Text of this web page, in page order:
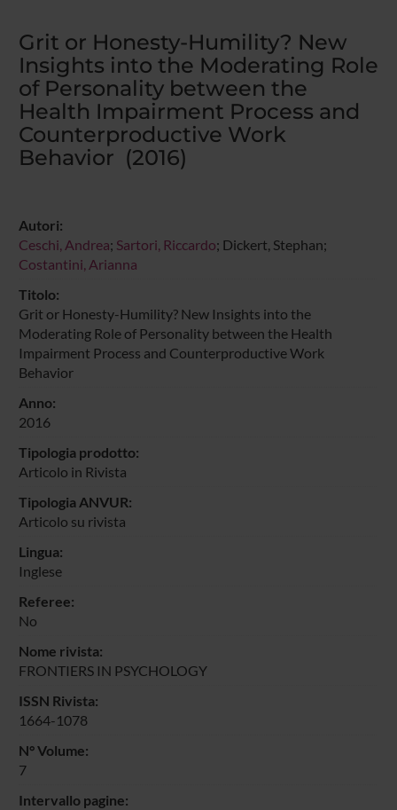
Grit or Honesty-Humility? New
Insights into the Moderating Role
of Personality between the
Health Impairment Process and
Counterproductive Work
Behavior (2016)
Autori:
Ceschi, Andrea; Sartori, Riccardo; Dickert, Stephan;
Costantini, Arianna
Titolo:
Grit or Honesty-Humility? New Insights into the
Moderating Role of Personality between the Health
Impairment Process and Counterproductive Work
Behavior
Anno:
2016
Tipologia prodotto:
Articolo in Rivista
Tipologia ANVUR:
Articolo su rivista
Lingua:
Inglese
Referee:
No
Nome rivista:
FRONTIERS IN PSYCHOLOGY
ISSN Rivista:
1664-1078
N° Volume:
7
Intervallo pagine: